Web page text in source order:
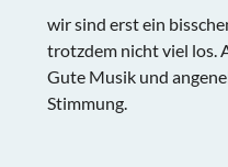
wir sind erst ein
trotzdem nicht viel los.
Gute Musik und
Stimmung.